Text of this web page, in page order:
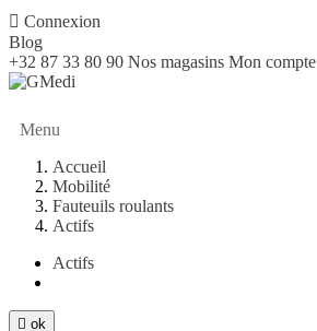
 Connexion
Blog
+32 87 33 80 90 Nos magasins Mon compte
Menu
Accueil
Mobilité
Fauteuils roulants
Actifs
Actifs
 ok